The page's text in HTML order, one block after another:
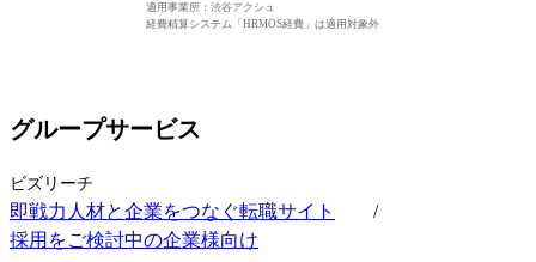
適用事業所：渋谷アクシュ
経費精算システム「HRMOS経費」は適用対象外
グループサービス
ビズリーチ
即戦力人材と企業をつなぐ転職サイト
/
採用をご検討中の企業様向け